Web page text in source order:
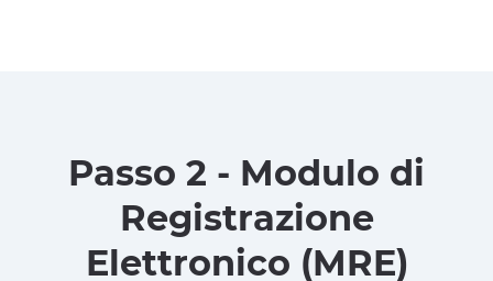
Passo 2 - Modulo di
Registrazione
Elettronico (MRE)